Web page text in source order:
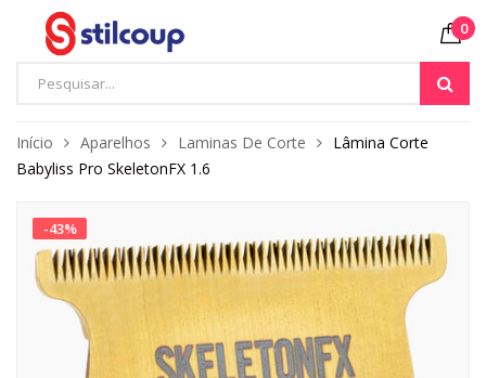
0
Início Aparelhos Laminas De Corte
Lâmina Corte
Babyliss Pro SkeletonFX 1.6
-43%